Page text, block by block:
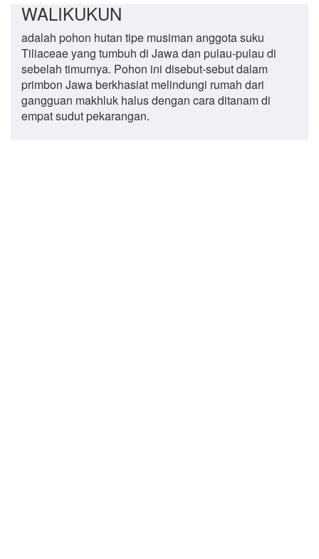
WALIKUKUN
adalah pohon hutan tipe musiman anggota suku
Tiliaceae yang tumbuh di Jawa dan pulau-pulau di
sebelah timurnya. Pohon ini disebut-sebut dalam
primbon Jawa berkhasiat melindungi rumah dari
gangguan makhluk halus dengan cara ditanam di
empat sudut pekarangan.